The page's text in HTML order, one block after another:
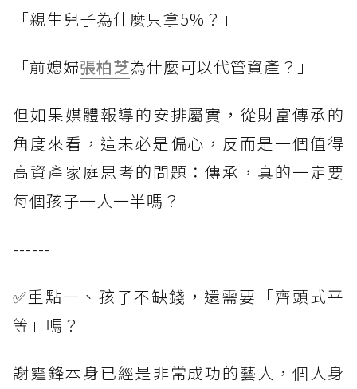
「親生兒子為什麼只拿5%？」
「前媳婦張柏芝為什麼可以代管資產？」
但如果媒體報導的安排屬實，從財富傳承的
角度來看，這未必是偏心，反而是一個值得
高資產家庭思考的問題：傳承，真的一定要
每個孩子一人一半嗎？
------
✅重點一、孩子不缺錢，還需要「齊頭式平
等」嗎？
謝霆鋒本身已經是非常成功的藝人，個人身